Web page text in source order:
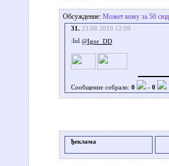
Обсуждение: Может кому за 50
31. 23.08.2019 12:09
@Igor_DD
Сообщение собрало: 0 - 0
ђеклама